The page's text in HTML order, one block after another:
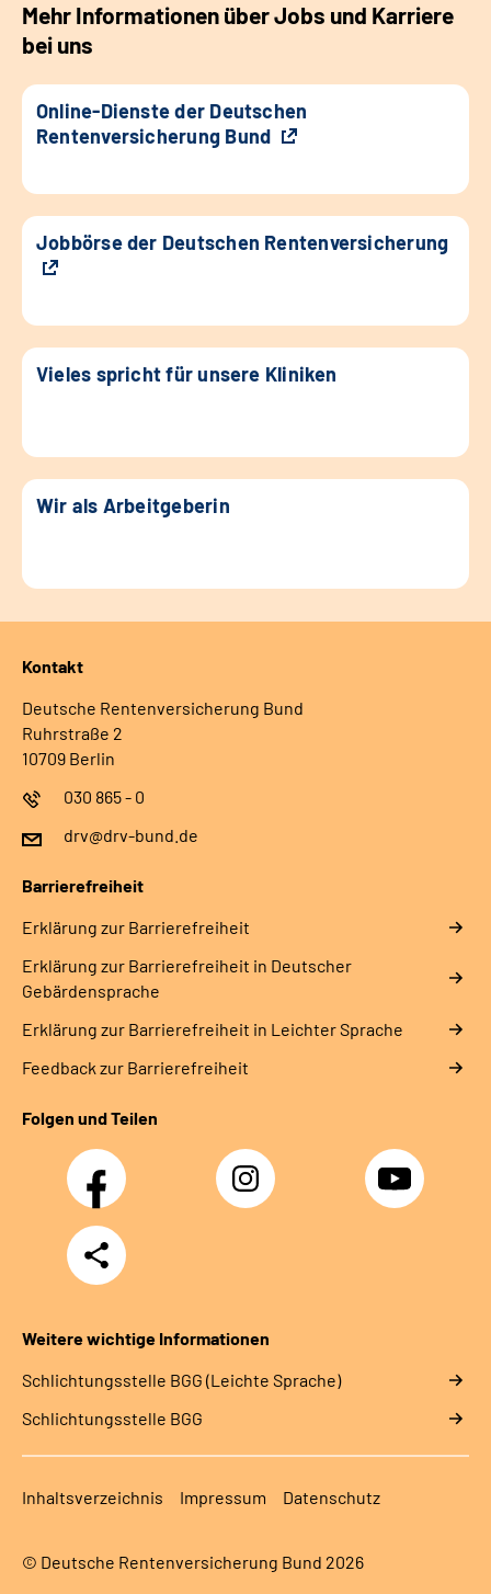
Mehr Informationen über Jobs und Karriere
bei uns
Online-Dienste der Deutschen
Rentenversicherung Bund
Jobbörse der Deutschen Rentenversicherung
Vieles spricht für unsere Kliniken
Wir als Arbeitgeberin
Kontakt
Deutsche Rentenversicherung Bund
Ruhrstraße 2
10709 Berlin
030 865 - 0
drv@drv-bund.de
Barrierefreiheit
Erklärung zur Barrierefreiheit
Erklärung zur Barrierefreiheit in Deutscher
Gebärdensprache
Erklärung zur Barrierefreiheit in Leichter Sprache
Feedback zur Barrierefreiheit
Folgen und Teilen
Facebook Instagram YouTube
Teilen
Weitere wichtige Informationen
Schlich­tungs­stel­le BGG (Leichte Sprache)
Schlich­tungs­stel­le BGG
Inhaltsverzeichnis Impressum Datenschutz
© Deutsche Rentenversicherung Bund 2026